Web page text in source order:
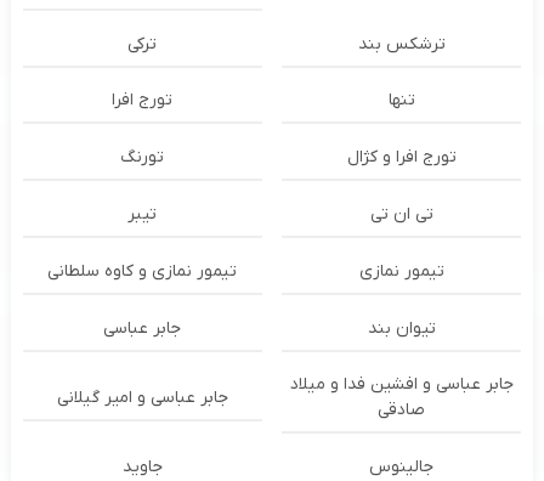
ترشكس بند ترکی
تنها تورج افرا
تورج افرا و کژال تورنگ
تی ان تی تیبر
تیمور نمازی تیمور نمازی و کاوه سلطانی
تیوان بند جابر عباسی
جابر عباسی و افشین فدا و میلاد
صادقی
جابر عباسی و امیر گیلانی
جالینوس جاوید